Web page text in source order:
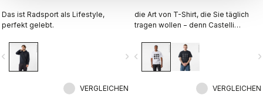
Das ist Radsport als Lifestyle,
perfekt gelebt.
navigate_next
VERGLEICHEN
die Art von T-Shirt, die Sie täglich
tragen wollen − denn Castelli
Radsport hinaus.
navigate_before
VERGLEICHEN